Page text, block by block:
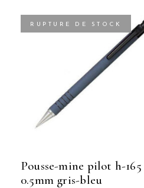
RUPTURE DE STOCK
pousse-mine pilot h-165
0.5mm gris-bleu